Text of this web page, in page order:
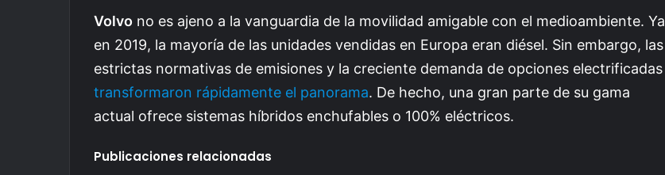
Volvo no es ajeno a la vanguardia de la movilidad amigable con el medioambiente. Ya
en 2019, la mayoría de las unidades vendidas en Europa eran diésel. Sin embargo, las
estrictas normativas de emisiones y la creciente demanda de opciones electrificadas
transformaron rápidamente el panorama. De hecho, una gran parte de su gama
actual ofrece sistemas híbridos enchufables o 100% eléctricos.
Publicaciones relacionadas